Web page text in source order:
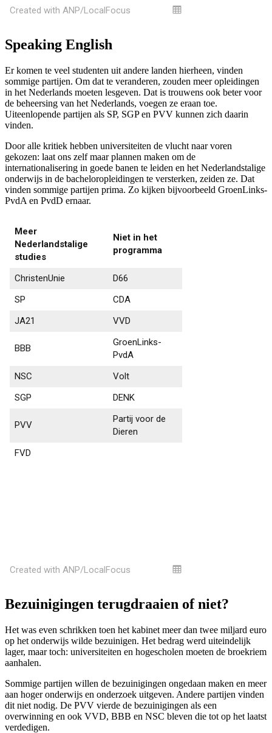
Speaking English
Er komen te veel studenten uit andere landen hierheen, vinden
sommige partijen. Om dat te veranderen, zouden meer opleidingen
in het Nederlands moeten lesgeven. Dat is trouwens ook beter voor
de beheersing van het Nederlands, voegen ze eraan toe.
Uiteenlopende partijen als SP, SGP en PVV kunnen zich daarin
vinden.
Door alle kritiek hebben universiteiten de vlucht naar voren
gekozen: laat ons zelf maar plannen maken om de
internationalisering in goede banen te leiden en het Nederlandstalige
onderwijs in de bacheloropleidingen te versterken, zeiden ze. Dat
vinden sommige partijen prima. Zo kijken bijvoorbeeld GroenLinks-
PvdA en PvdD ernaar.
Bezuinigingen terugdraaien of niet?
Het was even schrikken toen het kabinet meer dan twee miljard euro
op het onderwijs wilde bezuinigen. Het bedrag werd uiteindelijk
lager, maar toch: universiteiten en hogescholen moeten de broekriem
aanhalen.
Sommige partijen willen de bezuinigingen ongedaan maken en meer
aan hoger onderwijs en onderzoek uitgeven. Andere partijen vinden
dit niet nodig. De PVV vierde de bezuinigingen als een
overwinning en ook VVD, BBB en NSC bleven die tot op het laatst
verdedigen.